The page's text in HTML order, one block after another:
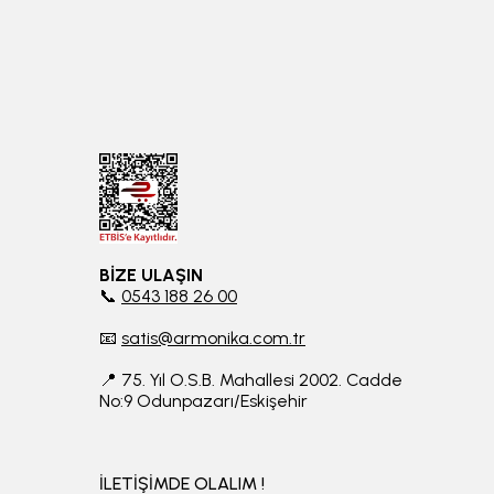
BİZE ULAŞIN
📞 0543 188 26 00
📧 satis@armonika.com.tr
📍 75. Yıl O.S.B. Mahallesi 2002. Cadde
No:9 Odunpazarı/Eskişehir
İLETİŞİMDE OLALIM !